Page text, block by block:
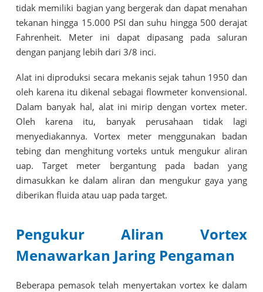
tidak memiliki bagian yang bergerak dan dapat menahan
tekanan hingga 15.000 PSI dan suhu hingga 500 derajat
Fahrenheit. Meter ini dapat dipasang pada saluran
dengan panjang lebih dari 3/8 inci.
Alat ini diproduksi secara mekanis sejak tahun 1950 dan
oleh karena itu dikenal sebagai flowmeter konvensional.
Dalam banyak hal, alat ini mirip dengan vortex meter.
Oleh karena itu, banyak perusahaan tidak lagi
menyediakannya. Vortex meter menggunakan badan
tebing dan menghitung vorteks untuk mengukur aliran
uap. Target meter bergantung pada badan yang
dimasukkan ke dalam aliran dan mengukur gaya yang
diberikan fluida atau uap pada target.
Pengukur Aliran Vortex
Menawarkan Jaring Pengaman
Beberapa pemasok telah menyertakan vortex ke dalam